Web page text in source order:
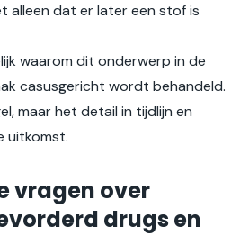
alleen dat er later een stof is
waarom dit onderwerp in de
casusgericht wordt behandeld.
maar het detail in tijdlijn en
uitkomst.
vragen over
drugs en